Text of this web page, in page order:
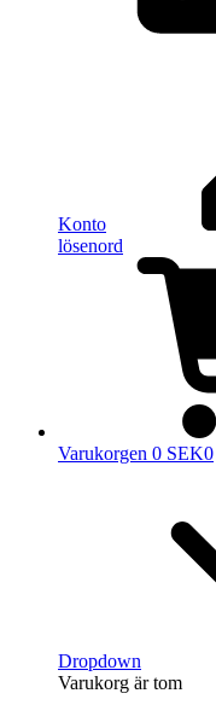
Konto
lösenord
Varukorgen 0 SEK0
Dropdown
Varukorg är tom